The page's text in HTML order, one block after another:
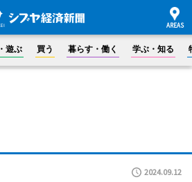
遊ぶ 買う 暮らす・働く 学ぶ・知る
2024.09.12